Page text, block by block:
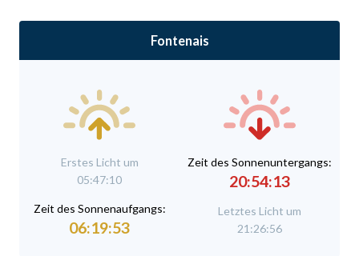
Fontenais
Erstes Licht um
05:47:10
Zeit des Sonnenaufgangs:
06:19:53
Zeit des Sonnenuntergangs:
20:54:13
Letztes Licht um
21:26:56